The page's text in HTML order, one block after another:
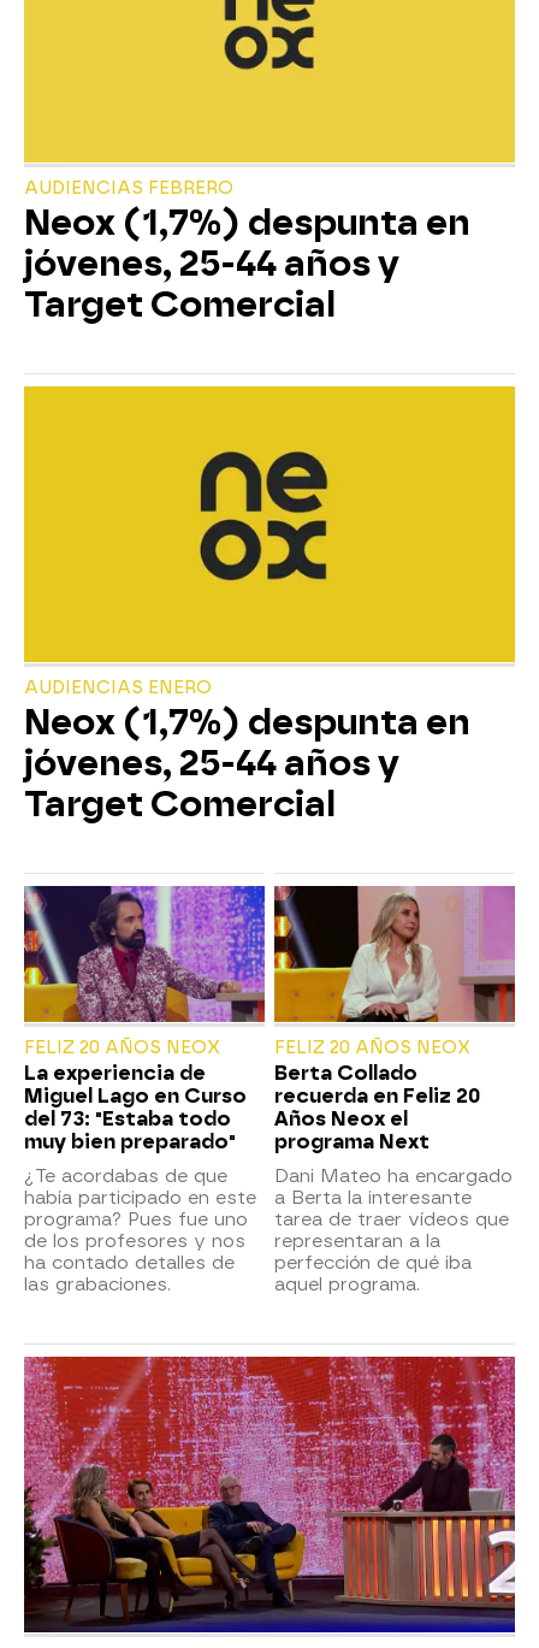
AUDIENCIAS FEBRERO
Neox (1,7%) despunta en
jóvenes, 25-44 años y
Target Comercial
AUDIENCIAS ENERO
Neox (1,7%) despunta en
jóvenes, 25-44 años y
Target Comercial
FELIZ 20 AÑOS NEOX
La experiencia de
Miguel Lago en Curso
del 73: "Estaba todo
muy bien preparado"
¿Te acordabas de que
había participado en este
programa? Pues fue uno
de los profesores y nos
ha contado detalles de
las grabaciones.
FELIZ 20 AÑOS NEOX
Berta Collado
recuerda en Feliz 20
Años Neox el
programa Next
Dani Mateo ha encargado
a Berta la interesante
tarea de traer vídeos que
representaran a la
perfección de qué iba
aquel programa.